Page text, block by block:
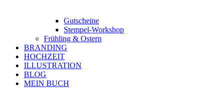
Gutscheine
Stempel-Workshop
Frühling & Ostern
BRANDING
HOCHZEIT
ILLUSTRATION
BLOG
MEIN BUCH